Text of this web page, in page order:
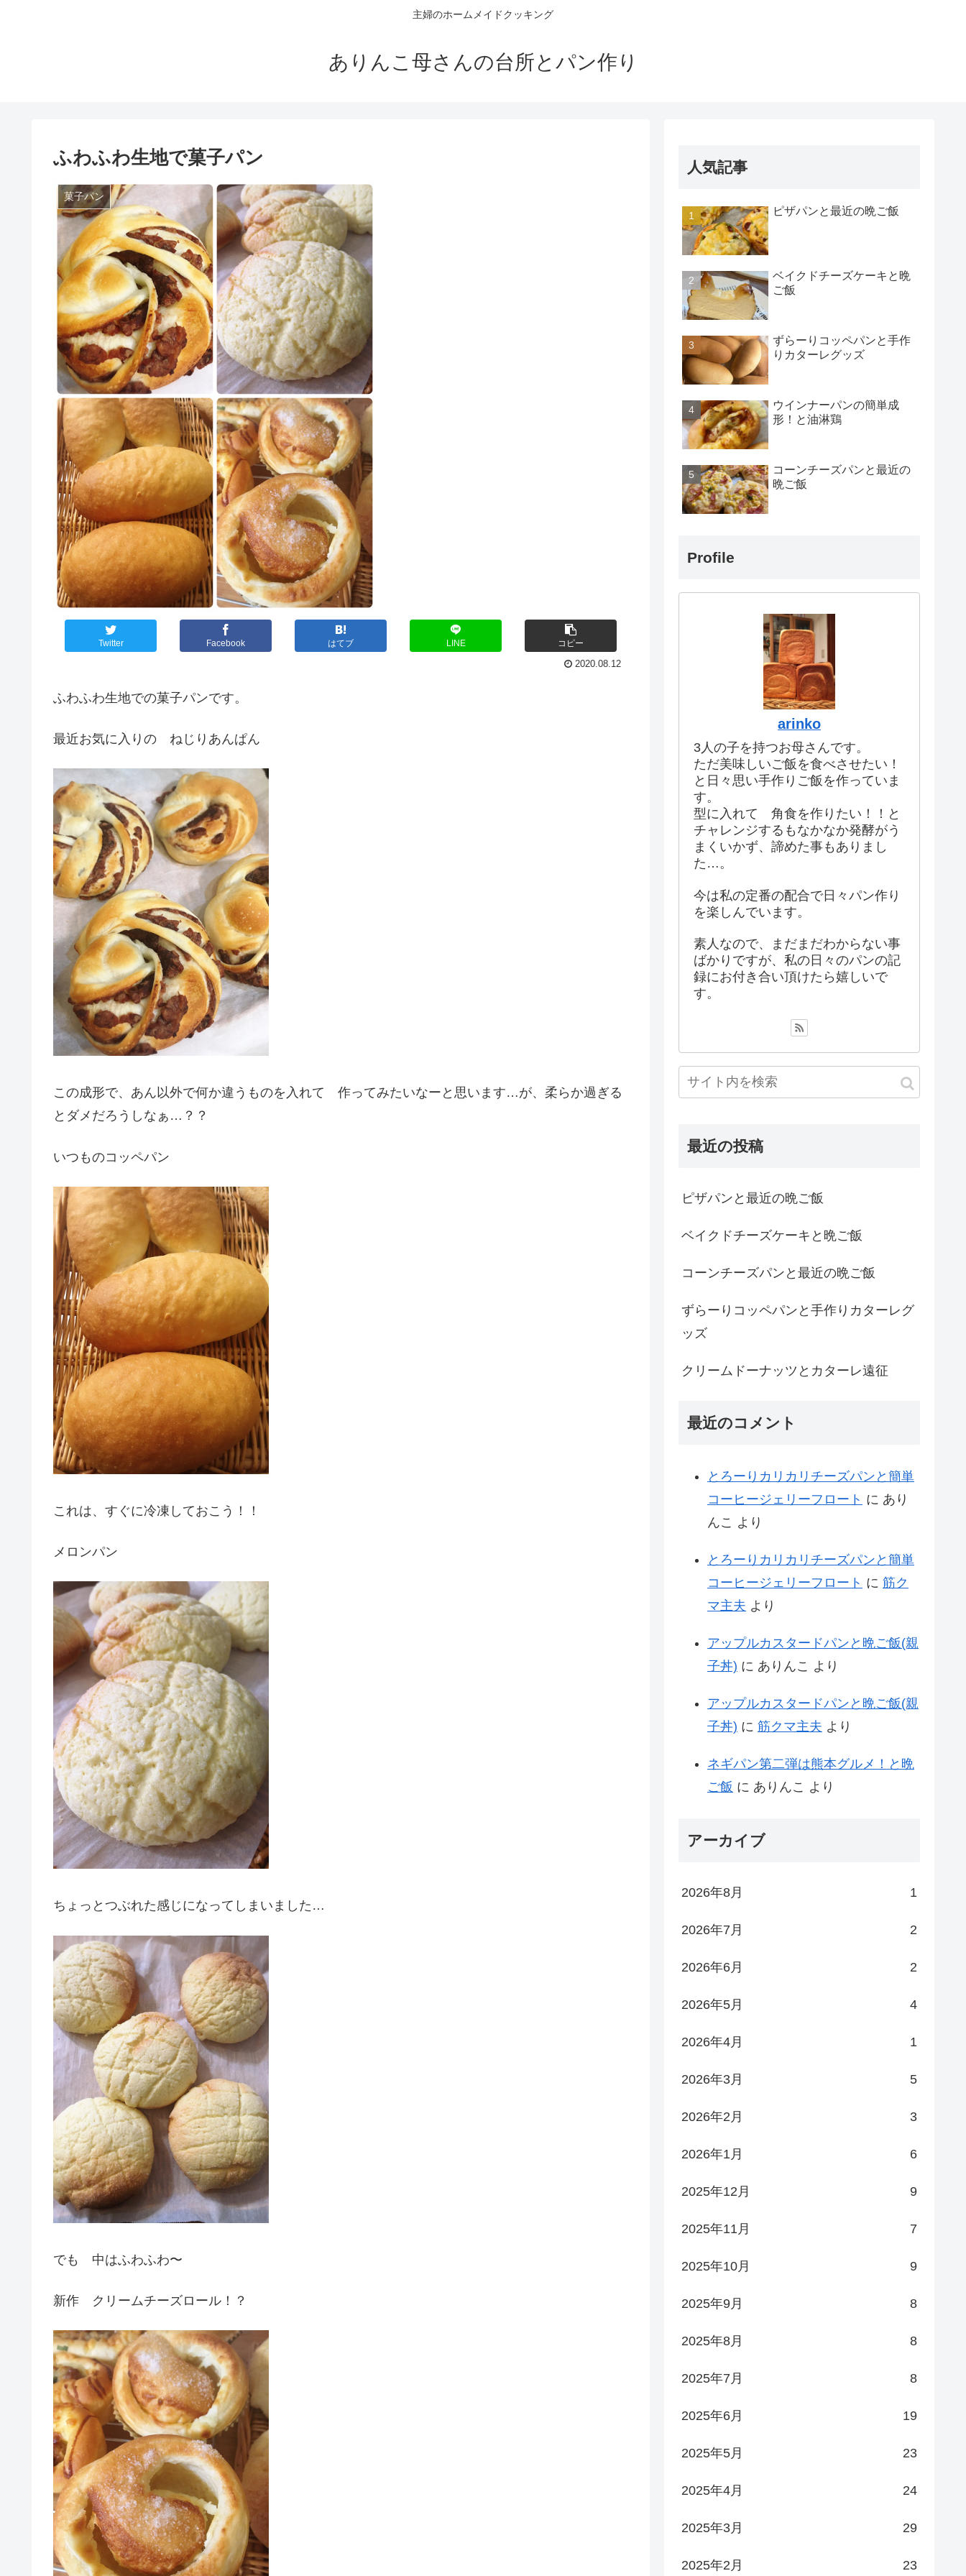
主婦のホームメイドクッキング
ありんこ母さんの台所とパン作り
ふわふわ生地で菓子パン
菓子パン
Twitter Facebook はてブ LINE コピー
2020.08.12
ふわふわ生地での菓子パンです。
最近お気に入りの ねじりあんぱん
この成形で、あん以外で何か違うものを入れて 作ってみたいなーと思います…が、柔らか過ぎる
とダメだろうしなぁ…？？
いつものコッペパン
これは、すぐに冷凍しておこう！！
メロンパン
ちょっとつぶれた感じになってしまいました…
でも 中はふわふわ〜
新作 クリームチーズロール！？
人気記事
ピザパンと最近の晩ご飯
ベイクドチーズケーキと晩
ご飯
ずらーりコッペパンと手作
りカターレグッズ
ウインナーパンの簡単成
形！と油淋鶏
コーンチーズパンと最近の
晩ご飯
Profile
arinko
3人の子を持つお母さんです。
ただ美味しいご飯を食べさせたい！
と日々思い手作りご飯を作っていま
す。
型に入れて 角食を作りたい！！と
チャレンジするもなかなか発酵がう
まくいかず、諦めた事もありまし
た…。
今は私の定番の配合で日々パン作り
を楽しんでいます。
素人なので、まだまだわからない事
ばかりですが、私の日々のパンの記
録にお付き合い頂けたら嬉しいで
す。
最近の投稿
ピザパンと最近の晩ご飯
ベイクドチーズケーキと晩ご飯
コーンチーズパンと最近の晩ご飯
ずらーりコッペパンと手作りカターレグ
ッズ
クリームドーナッツとカターレ遠征
最近のコメント
とろーりカリカリチーズパンと簡単
コーヒージェリーフロート に あり
んこ より
とろーりカリカリチーズパンと簡単
コーヒージェリーフロート に 筋ク
マ主夫 より
アップルカスタードパンと晩ご飯(親
子丼) に ありんこ より
アップルカスタードパンと晩ご飯(親
子丼) に 筋クマ主夫 より
ネギパン第二弾は熊本グルメ！と晩
ご飯 に ありんこ より
アーカイブ
2026年8月 1
2026年7月 2
2026年6月 2
2026年5月 4
2026年4月 1
2026年3月 5
2026年2月 3
2026年1月 6
2025年12月 9
2025年11月 7
2025年10月 9
2025年9月 8
2025年8月 8
2025年7月 8
2025年6月 19
2025年5月 23
2025年4月 24
2025年3月 29
2025年2月 23